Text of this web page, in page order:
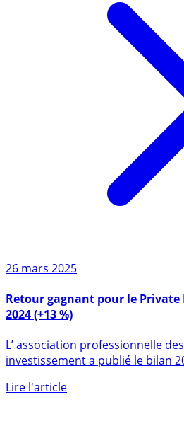
Retour gagnant pour le Private
L’ association professionnelle
investissement a publié le bilan
un (...)